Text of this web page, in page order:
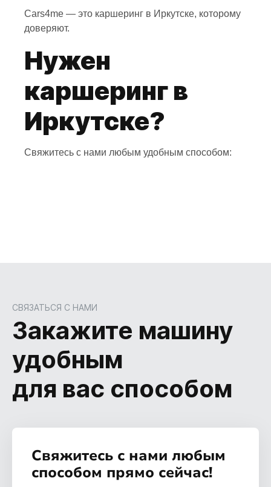
Cars4me — это каршеринг в Иркутске, которому
доверяют.
Нужен
каршеринг в
Иркутске?
Свяжитесь с нами любым удобным способом:
СВЯЗАТЬСЯ С НАМИ
Закажите машину
удобным
для вас способом
Свяжитесь с нами любым
способом прямо сейчас!